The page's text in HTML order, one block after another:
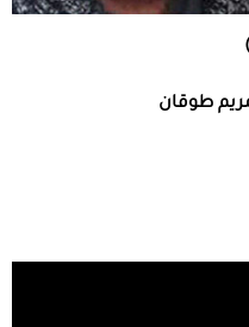
طوقان